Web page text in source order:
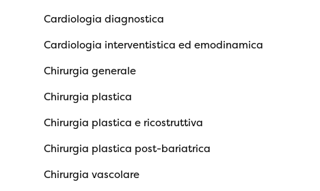
Cardiologia diagnostica
Cardiologia interventistica ed emodinamica
Chirurgia generale
Chirurgia plastica
Chirurgia plastica e ricostruttiva
Chirurgia plastica post-bariatrica
Chirurgia vascolare